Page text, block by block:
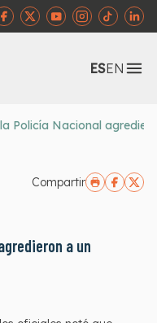
ESEN
Policía Nacional
Compartir
a un